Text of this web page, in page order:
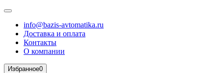
info@bazis-avtomatika.ru
Доставка и оплата
Контакты
О компании
Избранное0